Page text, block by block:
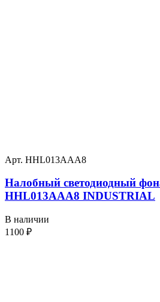
Арт. HHL013AAA8
Налобный светодиодный
HHL013AAA8 INDUSTRIAL
В наличии
1100 ₽